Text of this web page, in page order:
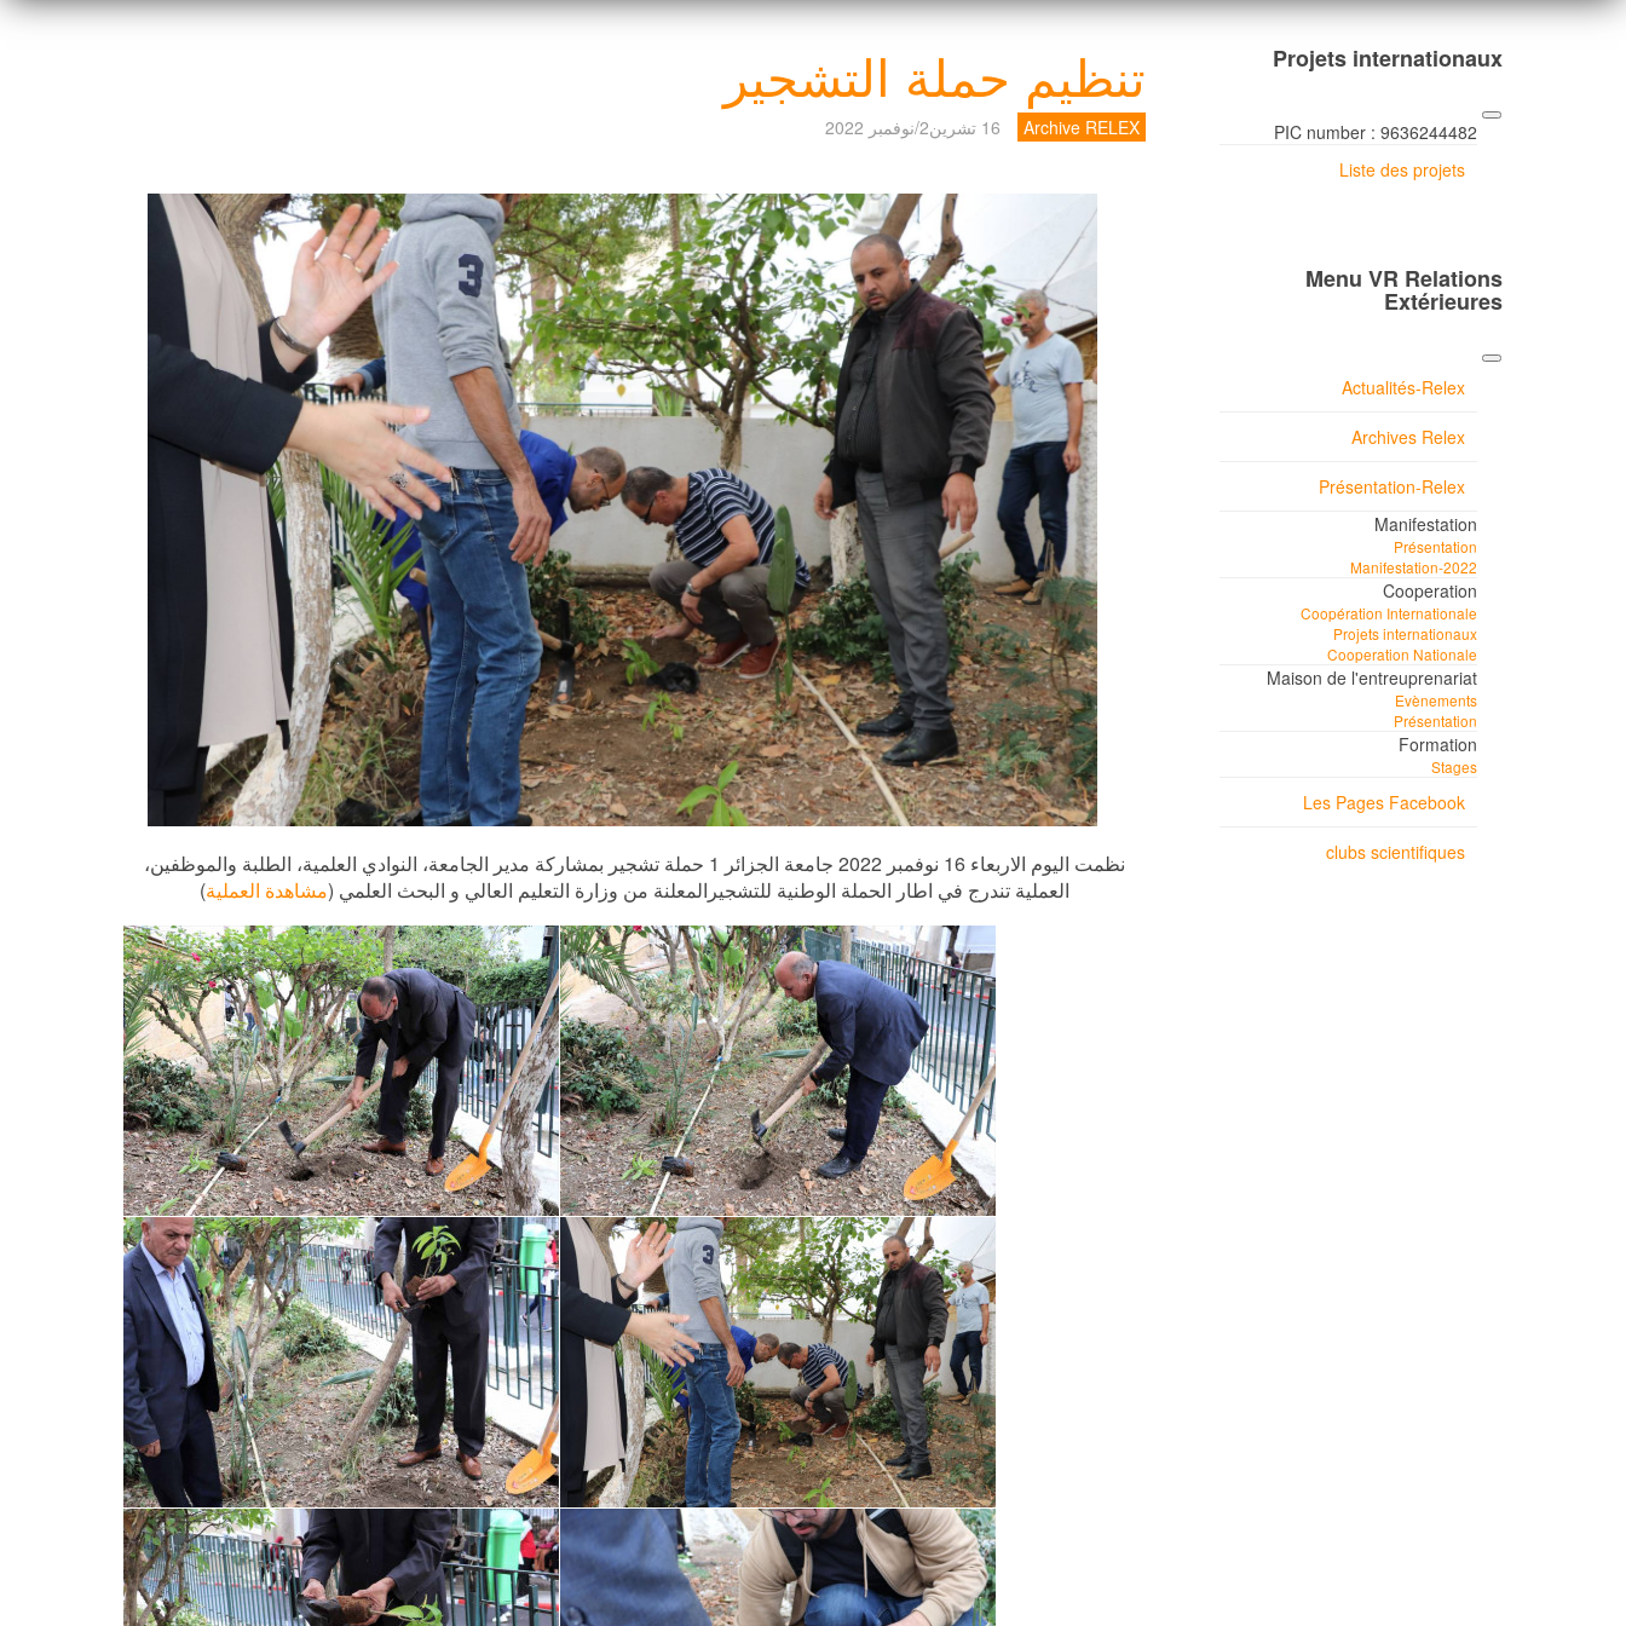
تنظيم حملة التشجير
Archive RELEX 16 تشرين2/نوفمبر 2022
نظمت اليوم الاربعاء 16 نوفمبر 2022 جامعة الجزائر 1 حملة تشجير بمشاركة مدير الجامعة، النوادي العلمية، الطلبة والموظفين،
العملية تندرج في اطار الحملة الوطنية للتشجيرالمعلنة من وزارة التعليم العالي و البحث العلمي (مشاهدة العملية)
Projets internationaux
PIC number : 9636244482
Liste des projets
Menu VR Relations
Extérieures
Actualités-Relex
Archives Relex
Présentation-Relex
Manifestation
Présentation
Manifestation-2022
Cooperation
Coopération Internationale
Projets internationaux
Cooperation Nationale
Maison de l'entreuprenariat
Evènements
Présentation
Formation
Stages
Les Pages Facebook
clubs scientifiques